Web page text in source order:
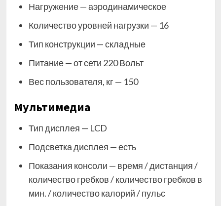
Нагружение — аэродинамическое
Количество уровней нагрузки — 16
Тип конструкции — складные
Питание — от сети 220 Вольт
Вес пользователя, кг — 150
Мультимедиа
Тип дисплея — LCD
Подсветка дисплея — есть
Показания консоли — время / дистанция /
количество гребков / количество гребков в
мин. / количество калорий / пульс